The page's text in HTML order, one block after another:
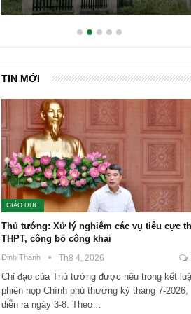
TIN MỚI
GIÁO DỤC
Thủ tướng: Xử lý nghiêm các vụ tiêu cực
THPT, công bố công khai
Đinh Thành Th8 4, 2026
Chỉ đạo của Thủ tướng được nêu trong kết
phiên họp Chính phủ thường kỳ tháng 7-2026,
diễn ra ngày 3-8. Theo…